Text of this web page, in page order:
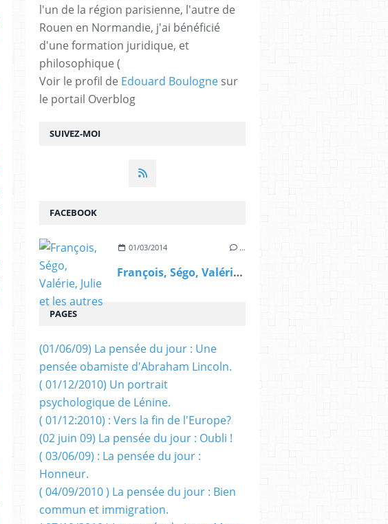
SUIVEZ-MOI
l'un de la région parisienne, l'autre de
Rouen en Normandie, j'ai bénéficié
d'une formation juridique, et
philosophique (
Voir le profil de Edouard Boulogne sur
le portail Overblog
FACEBOOK
01/03/2014 …
François, Ségo, Valérie, Julie et les autres
PAGES
(01/06/09) La pensée du jour : Une
pensée obamiste d'Abraham Lincoln.
( 01/12/2010) Un portrait
psychologique de Lénine.
( 01/12:2010) : Vers la fin de l'Europe?
(02 juin 09) La pensée du jour : Oubli !
( 03/06/09) : La pensée du jour :
Honneur.
( 04/09/2010 ) La pensée du jour : Bien
commun et immigration.